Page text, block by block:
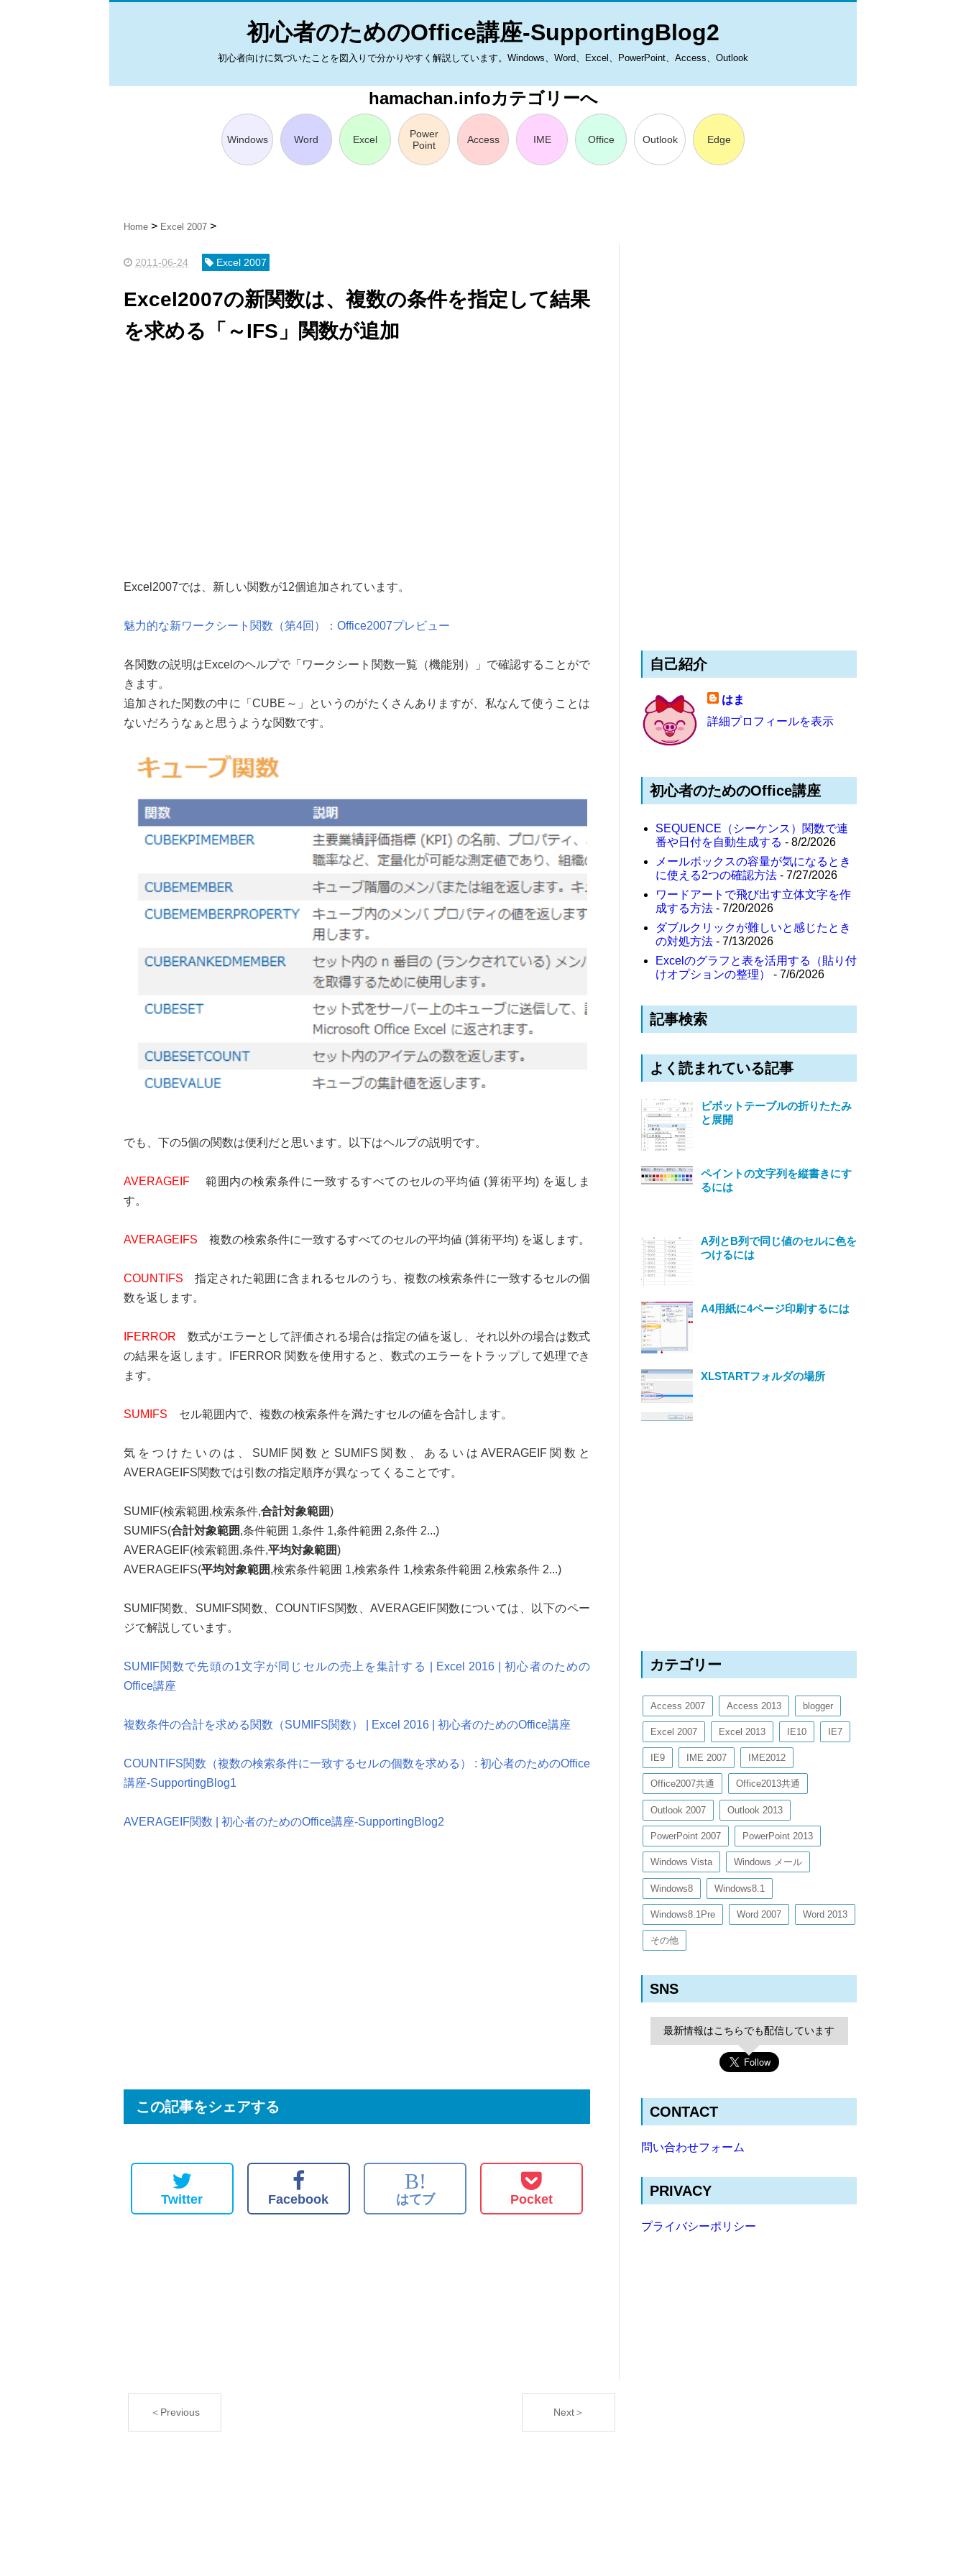
初心者のためのOffice講座-SupportingBlog2
初心者向けに気づいたことを図入りで分かりやすく解説しています。Windows、Word、Excel、PowerPoint、Access、Outlook
hamachan.infoカテゴリーへ
Windows Word Excel
Power
Point
Access IME Office Outlook Edge
Home Excel 2007
2011-06-24 Excel 2007
Excel2007の新関数は、複数の条件を指定して結果
を求める「～IFS」関数が追加
Excel2007では、新しい関数が12個追加されています。
魅力的な新ワークシート関数（第4回）：Office2007プレビュー
各関数の説明はExcelのヘルプで「ワークシート関数一覧（機能別）」で確認することがで
きます。
追加された関数の中に「CUBE～」というのがたくさんありますが、私なんて使うことは
ないだろうなぁと思うような関数です。
でも、下の5個の関数は便利だと思います。以下はヘルプの説明です。
AVERAGEIF 範囲内の検索条件に一致するすべてのセルの平均値 (算術平均) を返しま
す。
AVERAGEIFS 複数の検索条件に一致するすべてのセルの平均値 (算術平均) を返します。
COUNTIFS 指定された範囲に含まれるセルのうち、複数の検索条件に一致するセルの個
数を返します。
IFERROR 数式がエラーとして評価される場合は指定の値を返し、それ以外の場合は数式
の結果を返します。IFERROR 関数を使用すると、数式のエラーをトラップして処理でき
ます。
SUMIFS セル範囲内で、複数の検索条件を満たすセルの値を合計します。
気をつけたいのは、SUMIF関数とSUMIFS関数、あるいはAVERAGEIF関数と
AVERAGEIFS関数では引数の指定順序が異なってくることです。
SUMIF(検索範囲,検索条件,合計対象範囲)
SUMIFS(合計対象範囲,条件範囲 1,条件 1,条件範囲 2,条件 2...)
AVERAGEIF(検索範囲,条件,平均対象範囲)
AVERAGEIFS(平均対象範囲,検索条件範囲 1,検索条件 1,検索条件範囲 2,検索条件 2...)
SUMIF関数、SUMIFS関数、COUNTIFS関数、AVERAGEIF関数については、以下のペー
ジで解説しています。
SUMIF関数で先頭の1文字が同じセルの売上を集計する | Excel 2016 | 初心者のための
Office講座
複数条件の合計を求める関数（SUMIFS関数） | Excel 2016 | 初心者のためのOffice講座
COUNTIFS関数（複数の検索条件に一致するセルの個数を求める） : 初心者のためのOffice
講座-SupportingBlog1
AVERAGEIF関数 | 初心者のためのOffice講座-SupportingBlog2
この記事をシェアする
Twitter Facebook
B!
はてブ Pocket
＜Previous Next＞
自己紹介
はま
詳細プロフィールを表示
初心者のためのOffice講座
SEQUENCE（シーケンス）関数で連
番や日付を自動生成する - 8/2/2026
メールボックスの容量が気になるとき
に使える2つの確認方法 - 7/27/2026
ワードアートで飛び出す立体文字を作
成する方法 - 7/20/2026
ダブルクリックが難しいと感じたとき
の対処方法 - 7/13/2026
Excelのグラフと表を活用する（貼り付
けオプションの整理）
- 7/6/2026
記事検索
よく読まれている記事
ピボットテーブルの折りたたみ
と展開
ペイントの文字列を縦書きにす
るには
A列とB列で同じ値のセルに色を
つけるには
A4用紙に4ページ印刷するには
XLSTARTフォルダの場所
カテゴリー
Access 2007 Access 2013 blogger
Excel 2007 Excel 2013 IE10 IE7
IE9 IME 2007 IME2012
Office2007共通 Office2013共通
Outlook 2007 Outlook 2013
PowerPoint 2007 PowerPoint 2013
Windows Vista Windows メール
Windows8 Windows8.1
Windows8.1Pre Word 2007 Word 2013
その他
SNS
最新情報はこちらでも配信しています
CONTACT
問い合わせフォーム
PRIVACY
プライバシーポリシー